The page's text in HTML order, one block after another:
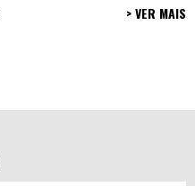
> VER MAIS